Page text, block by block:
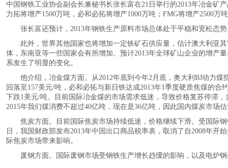
中国钢铁工业协会副会长兼秘书长张长富在21日举行的2013年冶金矿
力拓将增产1500万吨，必和必拓将增产1000万吨；FMG将增产2500万
张长富还预计，2013年钢铁生产原料市场总体处于平稳和宽松态势
此外，世界其他国家也将增加一定铁矿石供应量，估计澳大利亚其
体，东南亚等一些国家会有所增加。预计2013年全球矿山企业的增产
系发生了明显的变化。
他介绍，冶金煤方面。从2012年底到今年2月底，奥大利BJ动力煤
回落至157美元/吨，必和必拓与新日铁达成2013年1季度硬质焦煤的
下跌1美元/吨。目前国际冶金煤的市场需求低迷，导致价格复苏停滞
2015年我们煤消费不超过40亿吨，现在是36亿吨，因此国内煤炭市场
焦炭方面。目前国际焦炭市场持续低迷，价格继续下滑。受国际钢
日，我国财政部发布2013年中国出口商品税率表，取消了自2008年
际焦炭市场带来影响。
废钢方面。国际废钢市场受钢铁生产增长趋缓的影响，以及电炉钢